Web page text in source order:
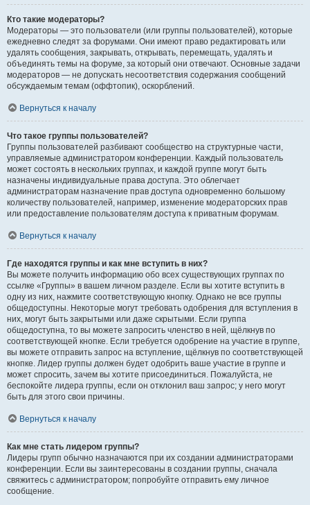
Кто такие модераторы?
Модераторы — это пользователи (или группы пользователей), которые
ежедневно следят за форумами. Они имеют право редактировать или
удалять сообщения, закрывать, открывать, перемещать, удалять и
объединять темы на форуме, за который они отвечают. Основные задачи
модераторов — не допускать несоответствия содержания сообщений
обсуждаемым темам (оффтопик), оскорблений.
Вернуться к началу
Что такое группы пользователей?
Группы пользователей разбивают сообщество на структурные части,
управляемые администратором конференции. Каждый пользователь
может состоять в нескольких группах, и каждой группе могут быть
назначены индивидуальные права доступа. Это облегчает
администраторам назначение прав доступа одновременно большому
количеству пользователей, например, изменение модераторских прав
или предоставление пользователям доступа к приватным форумам.
Вернуться к началу
Где находятся группы и как мне вступить в них?
Вы можете получить информацию обо всех существующих группах по
ссылке «Группы» в вашем личном разделе. Если вы хотите вступить в
одну из них, нажмите соответствующую кнопку. Однако не все группы
общедоступны. Некоторые могут требовать одобрения для вступления в
них, могут быть закрытыми или даже скрытыми. Если группа
общедоступна, то вы можете запросить членство в ней, щёлкнув по
соответствующей кнопке. Если требуется одобрение на участие в группе,
вы можете отправить запрос на вступление, щёлкнув по соответствующей
кнопке. Лидер группы должен будет одобрить ваше участие в группе и
может спросить, зачем вы хотите присоединиться. Пожалуйста, не
беспокойте лидера группы, если он отклонил ваш запрос; у него могут
быть для этого свои причины.
Вернуться к началу
Как мне стать лидером группы?
Лидеры групп обычно назначаются при их создании администраторами
конференции. Если вы заинтересованы в создании группы, сначала
свяжитесь с администратором; попробуйте отправить ему личное
сообщение.